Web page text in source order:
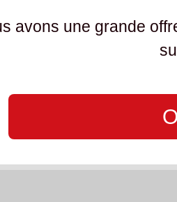
avons une grande